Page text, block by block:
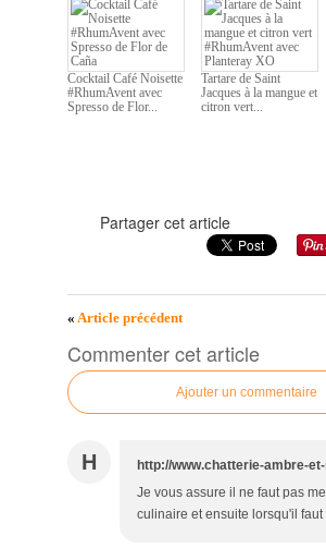
Cocktail Café Noisette
#RhumAvent avec
Spresso de Flor...
Tartare de Saint
Jacques à la mangue et
citron vert...
Partager cet article
« Article précédent
Commenter cet article
Ajouter un commentaire
H http://www.chatterie-ambre-
Je vous assure il ne faut pas
culinaire et ensuite lorsqu'il